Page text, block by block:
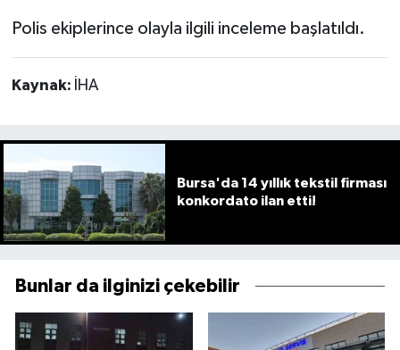
Polis ekiplerince olayla ilgili inceleme başlatıldı.
Kaynak: İHA
Bursa'da 14 yıllık tekstil firması
konkordato ilan etti!
Bunlar da ilginizi çekebilir